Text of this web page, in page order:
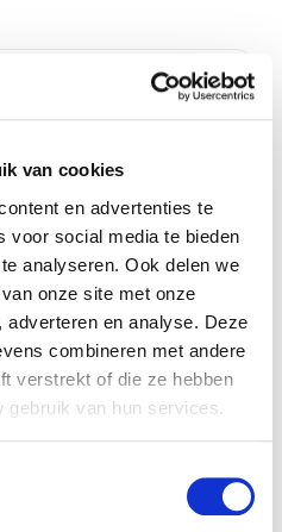
van cookies
en advertenties te
voor social media te bieden
analyseren. Ook delen we
onze site met onze
en analyse. Deze
combineren met andere
verstrekt of die ze hebben
gebruik van hun services.
Neen
240 cm
Teak
Rechthoekig
1153545